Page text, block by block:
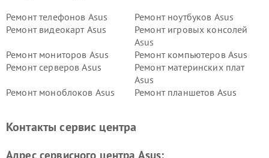
Ремонт телефонов Asus
Ремонт ноутбуков Asus
Ремонт видеокарт Asus
Ремонт игровых консолей
Asus
Ремонт мониторов Asus
Ремонт компьютеров Asus
Ремонт серверов Asus
Ремонт материнских плат
Asus
Ремонт моноблоков Asus
Ремонт планшетов Asus
Контакты сервис центра
Адрес сервисного центра Asus: